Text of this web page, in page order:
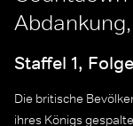
Staffel 1,
Die britische
ihres Königs